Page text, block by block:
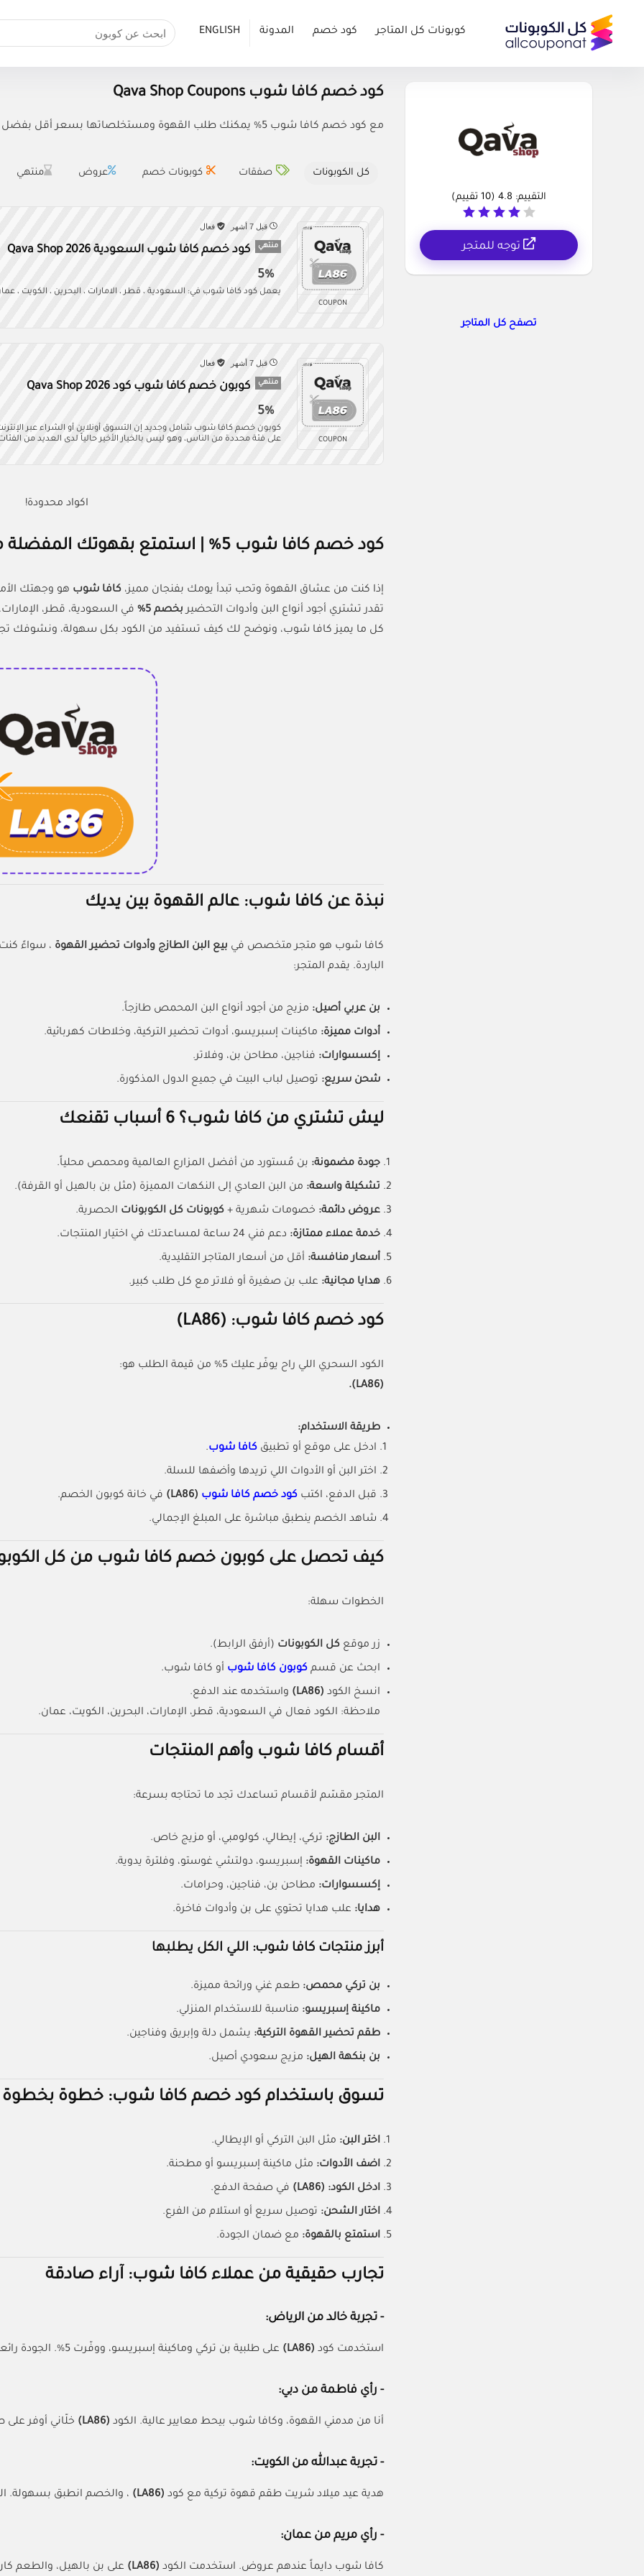
كوبونات كل المتاجر كود خصم المدونة ENGLISH
كود خصم كافا شوب Qava Shop Coupons
مع كود خصم كافا شوب 5% يمكنك طلب القهوة ومستخلصاتها بسعر أقل بفضل كوبون خصم (LA86) Qava Shop.
التقييم: 4.8
(
10 تقييم)
توجه للمتجر
كل الكوبونات صفقات كوبونات خصم عروض منتهي
COUPON
قبل 7 أشهر فعال
منتهي كود خصم كافا شوب السعودية Qava Shop 2026
5%
يعمل كود كافا شوب في: السعودية ، قطر ، الامارات ، البحرين ، الكويت ،
COUPON
قبل 7 أشهر فعال
منتهي كوبون خصم كافا شوب كود Qava Shop 2026
5%
كوبون خصم كافا شوب شامل وجديد إن التسوق أونلاين أو الشراء عبر
على فئة محددة من الناس، وهو ليس بالخيار الأخير حالياً لدى العديد من
اكواد محدودة!
كود خصم كافا شوب 5% | استمتع بقهوتك المفضلة مع (LA86) من كل الكوبونات
إذا كنت من عشاق القهوة وتحب تبدأ يومك بفنجان مميز، كافا شوب هو وجهتك
تقدر تشتري أجود أنواع البن وأدوات التحضير بخصم 5%
في السعودية، قطر،
كل ما يميز كافا شوب، ونوضح لك كيف تستفيد من الكود بكل سهولة، ونشوفك
نبذة عن كافا شوب: عالم القهوة بين يديك
كافا شوب هو متجر متخصص في بيع البن الطازج وأدوات تحضير القهوة ، سواءً
الباردة. يقدم المتجر:
بن عربي أصيل: مزيج من أجود أنواع البن المحمص طازجاً.
أدوات مميزة: ماكينات إسبريسو، أدوات تحضير التركية، وخلاطات كهربائية.
إكسسوارات: فناجين، مطاحن بن، وفلاتر.
شحن سريع: توصيل لباب البيت في جميع الدول المذكورة.
ليش تشتري من كافا شوب؟ 6 أسباب تقنعك
جودة مضمونة: بن مُستورد من أفضل المزارع العالمية ومحمص محلياً.
تشكيلة واسعة: من البن العادي إلى النكهات المميزة (مثل بن بالهيل أو القرفة).
عروض دائمة: خصومات شهرية + كوبونات كل الكوبونات الحصرية.
خدمة عملاء ممتازة: دعم فني 24 ساعة لمساعدتك في اختيار المنتجات.
أسعار منافسة: أقل من أسعار المتاجر التقليدية.
هدايا مجانية: علب بن صغيرة أو فلاتر مع كل طلب كبير.
كود خصم كافا شوب: (LA86)
الكود السحري اللي راح يوفّر عليك 5% من قيمة الطلب هو:
(LA86).
طريقة الاستخدام:
ادخل على موقع أو تطبيق كافا شوب.
اختر البن أو الأدوات اللي تريدها وأضفها للسلة.
قبل الدفع، اكتب كود خصم كافا شوب (LA86) في خانة كوبون الخصم.
شاهد الخصم ينطبق مباشرة على المبلغ الإجمالي.
كيف تحصل على كوبون خصم كافا شوب من كل
الخطوات سهلة:
زر موقع كل الكوبونات (أرفق الرابط).
ابحث عن قسم كوبون كافا شوب أو كافا شوب.
انسخ الكود (LA86)
واستخدمه عند الدفع.
ملاحظة: الكود فعال في السعودية، قطر، الإمارات، البحرين، الكويت، عمان.
أقسام كافا شوب وأهم المنتجات
المتجر مقسّم لأقسام تساعدك تجد ما تحتاجه بسرعة:
البن الطازج: تركي، إيطالي، كولومبي، أو مزيج خاص.
ماكينات القهوة: إسبريسو، دولتشي غوستو، وفلترة يدوية.
إكسسوارات: مطاحن بن، فناجين، وحرامات.
هدايا: علب هدايا تحتوي على بن وأدوات فاخرة.
أبرز منتجات كافا شوب: اللي الكل يطلبها
بن تركي محمص: طعم غني ورائحة مميزة.
ماكينة إسبريسو: مناسبة للاستخدام المنزلي.
طقم تحضير القهوة التركية: يشمل دلة وإبريق وفناجين.
بن بنكهة الهيل: مزيج سعودي أصيل.
تسوق باستخدام كود خصم كافا شوب: خطوة بخطوة
اختر البن: مثل البن التركي أو الإيطالي.
اضف الأدوات: مثل ماكينة إسبريسو أو مطحنة.
ادخل الكود: (LA86) في صفحة الدفع.
اختار الشحن: توصيل سريع أو استلام من الفرع.
استمتع بالقهوة: مع ضمان الجودة.
تجارب حقيقية من عملاء كافا شوب: آراء صادقة
- تجربة خالد من الرياض:
استخدمت كود (LA86) على طلبية بن تركي وماكينة إسبريسو، ووفّرت 5%. الجودة رائعة، والبن طازج جداً. خدمة الشحن كانت سريعة.
- رأي فاطمة من دبي:
أنا من مدمني القهوة، وكافا شوب بيحط معايير عالية. الكود (LA86) خلّاني أوفر على
- تجربة عبدالله من الكويت:
هدية عيد ميلاد شريت طقم قهوة تركية مع كود (LA86) ، والخصم انطبق بسهولة.
- رأي مريم من عمان:
كافا شوب دايماً عندهم عروض. استخدمت الكود (LA86) على بن بالهيل، والطعم
تصفح كل المتاجر